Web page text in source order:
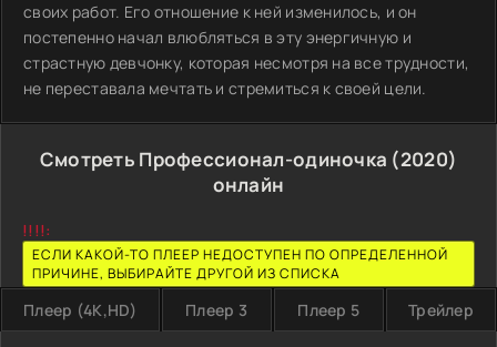
своих работ. Его отношение к ней изменилось, и он
постепенно начал влюбляться в эту энергичную и
страстную девчонку, которая несмотря на все трудности,
не переставала мечтать и стремиться к своей цели.
Смотреть Профессионал-одиночка (2020)
онлайн
!!!!:
ЕСЛИ КАКОЙ-ТО ПЛЕЕР НЕДОСТУПЕН ПО ОПРЕДЕЛЕННОЙ
ПРИЧИНЕ, ВЫБИРАЙТЕ ДРУГОЙ ИЗ СПИСКА
Плеер (4K,HD) Плеер 3 Плеер 5 Трейлер